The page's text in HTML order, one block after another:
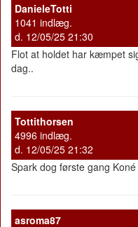
DanieleTotti
1041 indlæg.
d. 12/05/25 21:30
Flot at holdet har kæmpet
dag..
Tottithorsen
4996 indlæg.
d. 12/05/25 21:32
Spark dog første gang Koné
asroma87